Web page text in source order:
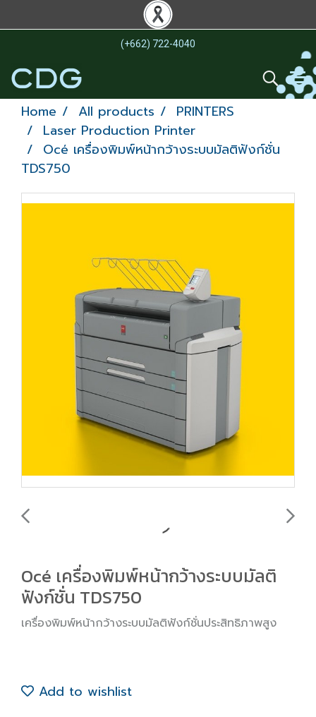
(+662) 722-4040
Home All products
PRINTERS
Laser Production Printer
Océ เครื่องพิมพ์หน้ากว้างระบบมัลติฟังก์ชั่น
TDS750
Océ เครื่องพิมพ์หน้ากว้างระบบมัลติ
ฟังก์ชั่น TDS750
เครื่องพิมพ์หน้ากว้างระบบมัลติฟังก์ชั่นประสิทธิภาพสูง
Add to wishlist